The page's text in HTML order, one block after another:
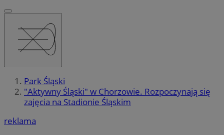
Park Śląski
"Aktywny Śląski" w Chorzowie. Rozpoczynają się
zajęcia na Stadionie Śląskim
reklama